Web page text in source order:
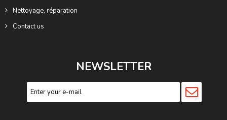
Nettoyage, réparation
Contact us
NEWSLETTER